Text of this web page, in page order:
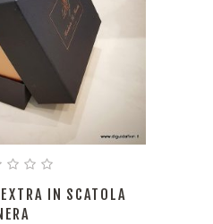
IN SCATOLA